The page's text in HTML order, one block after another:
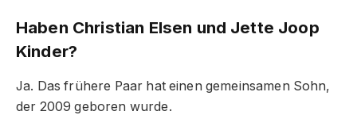
Haben Christian Elsen und Jette Joop
Kinder?
Ja. Das frühere Paar hat einen gemeinsamen Sohn,
der 2009 geboren wurde.